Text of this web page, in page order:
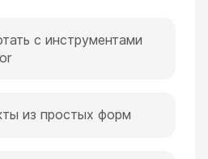
с инструментами
из простых форм